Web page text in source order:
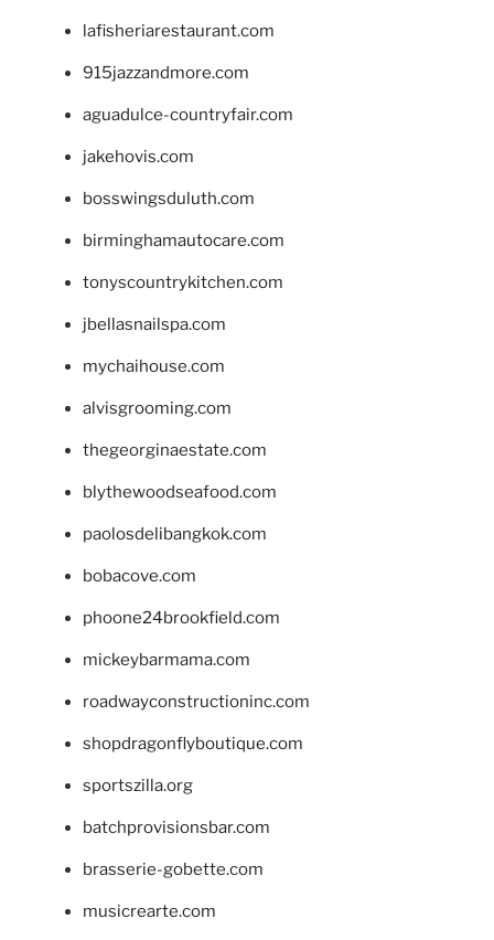
lafisheriarestaurant.com
915jazzandmore.com
aguadulce-countryfair.com
jakehovis.com
bosswingsduluth.com
birminghamautocare.com
tonyscountrykitchen.com
jbellasnailspa.com
mychaihouse.com
alvisgrooming.com
thegeorginaestate.com
blythewoodseafood.com
paolosdelibangkok.com
bobacove.com
phoone24brookfield.com
mickeybarmama.com
roadwayconstructioninc.com
shopdragonflyboutique.com
sportszilla.org
batchprovisionsbar.com
brasserie-gobette.com
musicrearte.com